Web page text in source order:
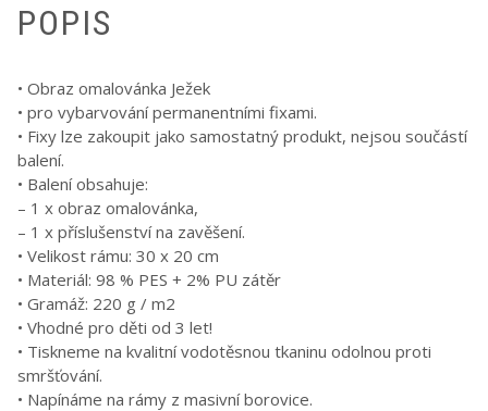
POPIS
• Obraz omalovánka Ježek
• pro vybarvování permanentními fixami.
• Fixy lze zakoupit jako samostatný produkt, nejsou součástí
balení.
• Balení obsahuje:
– 1 x obraz omalovánka,
– 1 x příslušenství na zavěšení.
• Velikost rámu: 30 x 20 cm
• Materiál: 98 % PES + 2% PU zátěr
• Gramáž: 220 g / m2
• Vhodné pro děti od 3 let!
• Tiskneme na kvalitní vodotěsnou tkaninu odolnou proti
smršťování.
• Napínáme na rámy z masivní borovice.